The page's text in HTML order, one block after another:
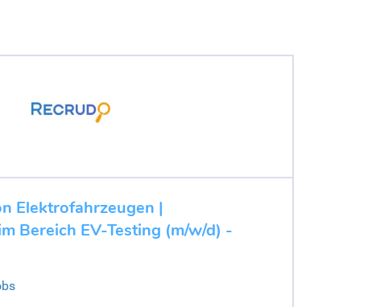
Elektrofahrzeugen |
Bereich EV-Testing (m/w/d) -